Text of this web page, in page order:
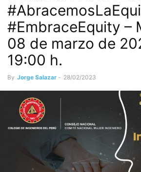
#EmbraceEquity –
08 de marzo de
19:00 h.
By Jorge Salazar - 28/02/2023